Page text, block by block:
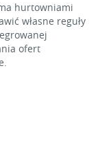
hurtowniami
własne reguły
ofert